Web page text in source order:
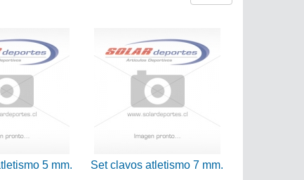
5 mm. Set clavos atletismo 7 mm.